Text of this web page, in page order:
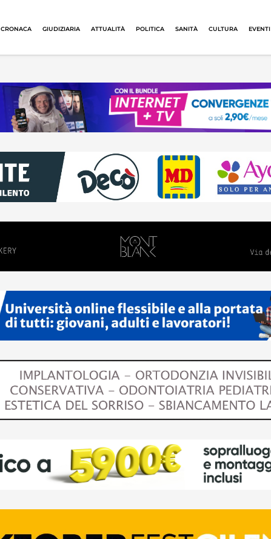
CRONACA GIUDIZIARIA ATTUALITÀ POLITICA SANITÀ CULTURA EVENTI